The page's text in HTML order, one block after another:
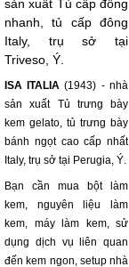
sản xuất Tủ cấp đông
nhanh, tủ cấp đông
Italy, trụ sở tại
Triveso, Ý.
ISA ITALIA (1943) - nhà
sản xuất Tủ trưng bày
kem gelato, tủ trưng bày
bánh ngọt cao cấp nhất
Italy, trụ sở tại Perugia, Ý.
Bạn cần mua bột làm
kem, nguyên liệu làm
kem, máy làm kem, sử
dụng dịch vụ liên quan
đến kem ngon, setup nhà